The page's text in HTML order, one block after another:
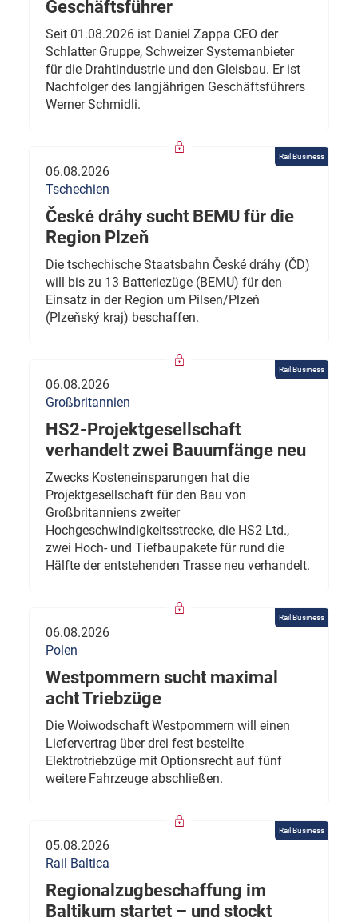
Geschäftsführer
Seit 01.08.2026 ist Daniel Zappa CEO der
Schlatter Gruppe, Schweizer Systemanbieter
für die Drahtindustrie und den Gleisbau. Er ist
Nachfolger des langjährigen Geschäftsführers
Werner Schmidli.
Rail Business
06.08.2026
Tschechien
České dráhy sucht BEMU für die
Region Plzeň
Die tschechische Staatsbahn České dráhy (ČD)
will bis zu 13 Batteriezüge (BEMU) für den
Einsatz in der Region um Pilsen/Plzeň
(Plzeňský kraj) beschaffen.
Rail Business
06.08.2026
Großbritannien
HS2-Projektgesellschaft
verhandelt zwei Bauumfänge neu
Zwecks Kosteneinsparungen hat die
Projektgesellschaft für den Bau von
Großbritanniens zweiter
Hochgeschwindigkeitsstrecke, die HS2 Ltd.,
zwei Hoch- und Tiefbaupakete für rund die
Hälfte der entstehenden Trasse neu verhandelt.
Rail Business
06.08.2026
Polen
Westpommern sucht maximal
acht Triebzüge
Die Woiwodschaft Westpommern will einen
Liefervertrag über drei fest bestellte
Elektrotriebzüge mit Optionsrecht auf fünf
weitere Fahrzeuge abschließen.
Rail Business
05.08.2026
Rail Baltica
Regionalzugbeschaffung im
Baltikum startet – und stockt